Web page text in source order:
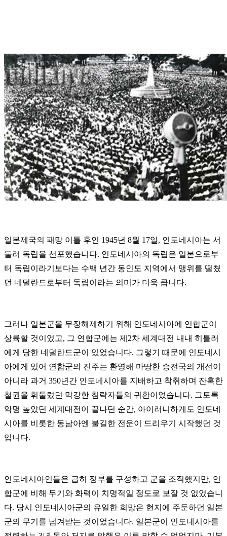
일본제국의 패망 이틀 후인 1945년 8월 17일, 인도네시아는 서
둘러 독립을 선포했습니다. 인도네시아의 독립은 일본으로부
터 독립이라기보다는 수백 년간 동인도 지역에서 맹위를 떨쳤
던 네덜란드로부터 독립이라는 의미가 더욱 큽니다.
그러나 일본군을 무장해제하기 위해 인도네시아에 연합군이
상륙할 것이었고, 그 연합군에는 제2차 세계대전 내내 히틀러
에게 당한 네덜란드군이 있었습니다. 그렇기 때문에 인도네시
아에게 있어 연합군의 진주는 환영해 마땅한 승전국의 개선이
아니라 과거 350년간 인도네시아를 지배하고 착취하며 잔혹한
철권을 휘둘렀던 막강한 침략자들의 귀환이었습니다. 그토록
악명 높았던 세계대전이 끝나던 순간, 아이러니하게도 인도네
시아를 비롯한 동남아엔 불길한 전운이 드리우기 시작했던 것
입니다.
인도네시아인들은 급히 정부를 구성하고 군을 조직했지만, 연
합군에 비해 무기와 화력이 치명적일 정도로 보잘 것 없었습니
다. 당시 인도네시아군의 유일한 희망은 현지에 주둔하던 일본
군의 무기를 넘겨받는 것이었습니다. 일본군이 인도네시아를